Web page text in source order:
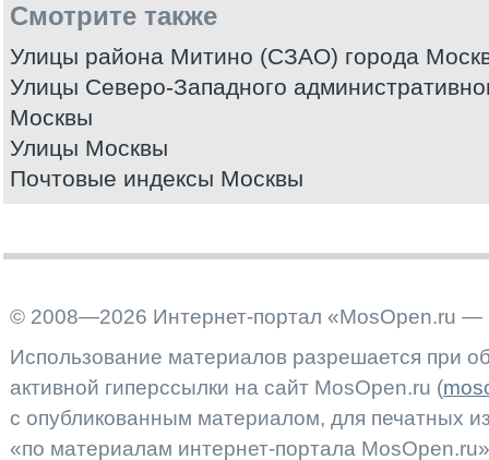
Смотрите также
Улицы района Митино (СЗАО) города
Улицы Северо-Западного
Москвы
Улицы Москвы
Почтовые индексы Москвы
© 2008—2026 Интернет-портал «MosOpen.ru —
Использование материалов разрешается при
активной гиперссылки на сайт MosOpen.ru (
с опубликованным материалом, для печатных
«по материалам интернет-портала